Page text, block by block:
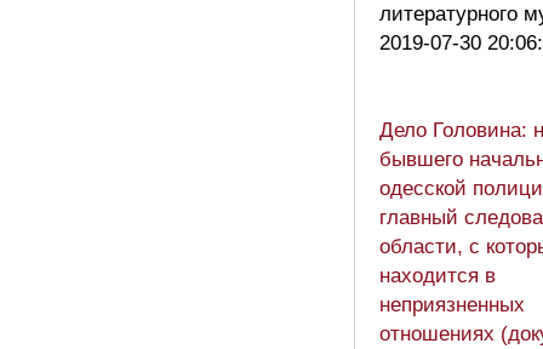
литературного
2019-07-30
Дело Головина:
бывшего
одесской
главный
области, с
находится в
неприязненных
отношениях